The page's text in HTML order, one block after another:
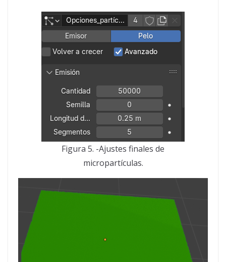
Figura 5. -Ajustes finales de
micropartículas.